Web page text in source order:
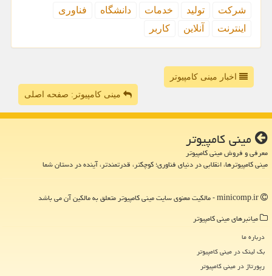
شركت تولید خدمات دانشگاه
فناوری
اینترنت
آنلاین كاربر
اخبار مینی کامپیوتر
مینی کامپیوتر: صفحه اصلی
مینی كامپیوتر
معرفی و فروش مینی کامپیوتر
مینی کامپیوترها، انقلابی در دنیای فناوری؛ کوچکتر، قدرتمندتر، آینده در دستان شما
میانبرهای مینی كامپیوتر
درباره ما
بک لینک در مینی كامپیوتر
رپورتاژ در مینی كامپیوتر